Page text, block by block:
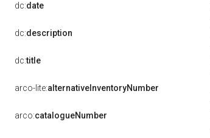
dc:date
dc:description
dc:title
arco-lite:alternativeInventoryNumber
arco:catalogueNumber